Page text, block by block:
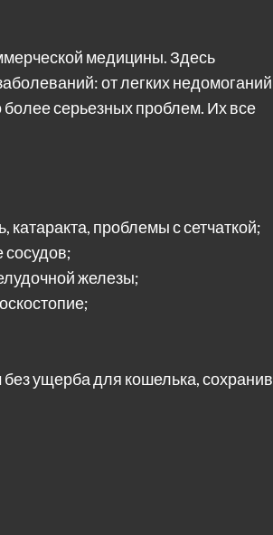
медицины. Здесь
от легких недомоганий
более серьезных проблем. Их все
катаракта, проблемы с сетчаткой;
сосудов;
железы;
без ущерба для кошелька, сохранив